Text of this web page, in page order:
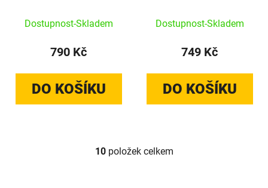
Dostupnost-Skladem
790 Kč
DO KOŠÍKU
Dostupnost-Skladem
749 Kč
DO KOŠÍKU
Ovládací prvky výpisu
10položek celkem